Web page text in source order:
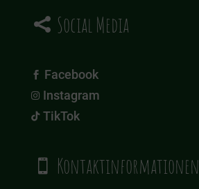
 Social Media
 Facebook
 Instagram
 TikTok
 Kontaktinformationen